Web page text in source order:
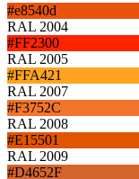
#e8540d
RAL 2004
#FF2300
RAL 2005
#FFA421
RAL 2007
#F3752C
RAL 2008
#E15501
RAL 2009
#D4652F